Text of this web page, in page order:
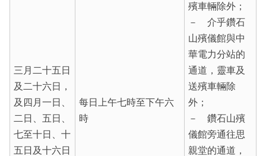
三月二十五日
及二十六日，
及四月一日、
二日、五日、
七至十日、十
五日及十六日
每日上午七時至下午六
時
殯車輛除外；
－ 介乎鑽石
山殯儀館與中
華電力分站的
通道，靈車及
送殯車輛除
外；
－ 鑽石山殯
儀館旁通往思
親堂的通道，